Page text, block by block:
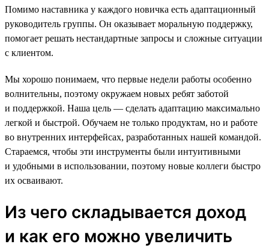
Помимо наставника у каждого новичка есть адаптационный
руководитель группы. Он оказывает моральную поддержку,
помогает решать нестандартные запросы и сложные ситуации
с клиентом.
Мы хорошо понимаем, что первые недели работы особенно
волнительны, поэтому окружаем новых ребят заботой
и поддержкой. Наша цель — сделать адаптацию максимально
легкой и быстрой. Обучаем не только продуктам, но и работе
во внутренних интерфейсах, разработанных нашей командой.
Стараемся, чтобы эти инструменты были интуитивными
и удобными в использовании, поэтому новые коллеги быстро
их осваивают.
Из чего складывается доход
и как его можно увеличить